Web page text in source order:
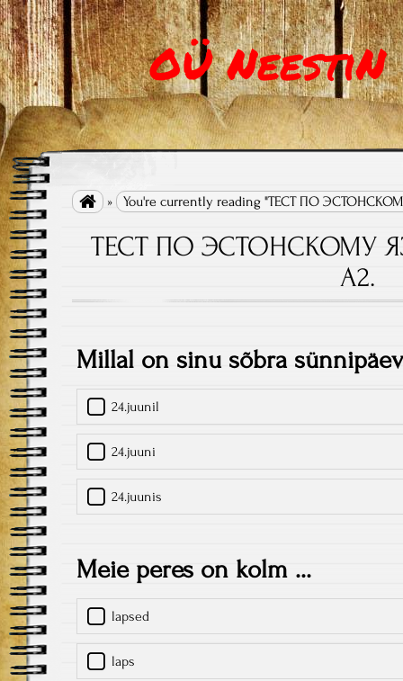
OÜ NeestiN
 » You're currently reading "ТЕСТ ПО
ТЕСТ ПО ЭСТОНСКОМУ
А2.
Millal on sinu sõbra
24.juunil
24.juuni
24.juunis
Meie peres on kolm ...
lapsed
laps